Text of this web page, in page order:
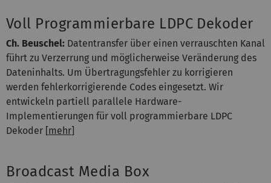
Voll Programmierbare LDPC Dekoder
Ch. Beuschel: Datentransfer über einen verrauschten Kanal
führt zu Verzerrung und möglicherweise Veränderung des
Dateninhalts. Um Übertragungsfehler zu korrigieren
werden fehlerkorrigierende Codes eingesetzt. Wir
entwickeln partiell parallele Hardware-
Implementierungen für voll programmierbare LDPC
Dekoder [mehr]
Broadcast Media Box